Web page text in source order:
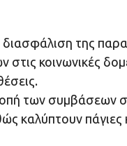
διασφάλιση της
στις κοινωνικές
των συμβάσεων
καλύπτουν πάγιες